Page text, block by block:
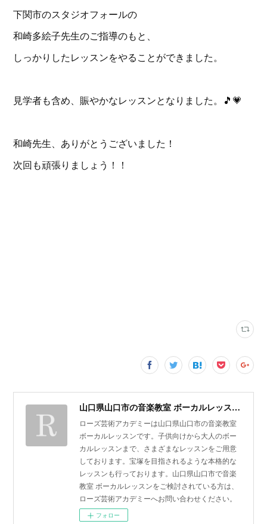
下関市のスタジオフォールの
和崎多絵子先生のご指導のもと、
しっかりしたレッスンをやることができました。
見学者も含め、賑やかなレッスンとなりました。🎵💗
和崎先生、ありがとうございました！
次回も頑張りましょう！！
山口県山口市の音楽教室 ボーカルレッスン | ローズ芸術アカデミー
ローズ芸術アカデミーは山口県山口市の音楽教室
ボーカルレッスンです。子供向けから大人のボー
カルレッスンまで、さまざまなレッスンをご用意
しております。宝塚を目指されるような本格的な
レッスンも行っております。山口県山口市で音楽
教室 ボーカルレッスンをご検討されている方は、
ローズ芸術アカデミーへお問い合わせください。
フォロー